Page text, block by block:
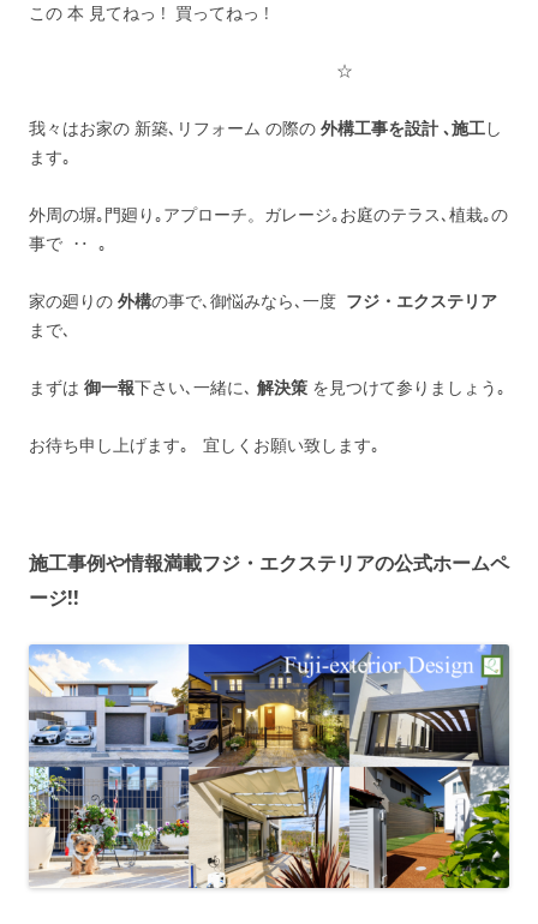
この 本 見てねっ ! 買ってねっ !
☆
我々はお家の 新築､リフォーム の際の 外構工事を設計 ､施工し
ます｡
外周の塀｡門廻り｡アプローチ。ガレージ｡お庭のテラス､植栽｡の
事で ‥ ｡
家の廻りの 外構の事で､御悩みなら､一度 フジ・エクステリア
まで､
まずは 御一報下さい､一緒に､ 解決策 を見つけて参りましょう｡
お待ち申し上げます｡ 宜しくお願い致します｡
施工事例や情報満載フジ・エクステリアの公式ホームペ
ージ!!